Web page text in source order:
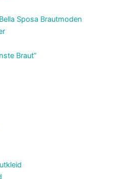
Sposa Brautmoden
Braut”